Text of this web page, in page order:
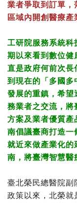
業者爭取到訂單
區域內開創醫療產
工研院服務系統科
期以來看到數位健
直是政府何前次長
到現在的「多國多
發展的重鎮，希望
務業者之交流，將
方案及業者優質產
南倡議臺商打造一
就近來做產業化的
南，將臺灣智慧醫
臺北榮民總醫院副
政策以來，北榮就